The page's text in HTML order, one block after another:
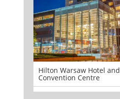
Hilton Warsaw Hotel and
Convention Centre